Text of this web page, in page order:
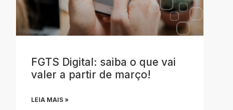
FGTS Digital: saiba o que vai
valer a partir de março!
LEIA MAIS »